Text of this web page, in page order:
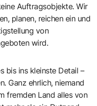
Auftragsobjekte. Wir
planen, reichen ein und
von
wird.
bis ins kleinste Detail –
Ganz ehrlich, niemand
fremden Land alles von